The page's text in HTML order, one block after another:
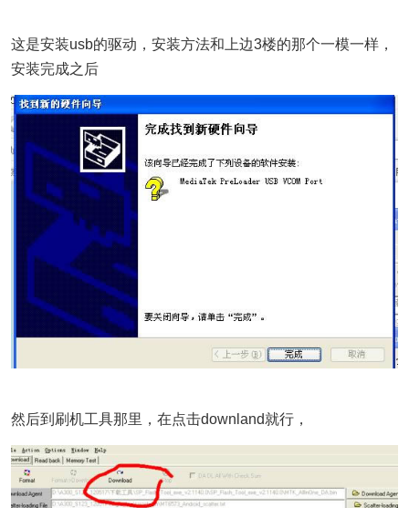
这是安装usb的驱动，安装方法和上边3楼的那个一模一样，
安装完成之后
然后到刷机工具那里，在点击downland就行，